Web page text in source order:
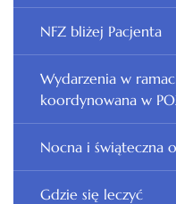
NFZ bliżej Pacjenta
Wydarzenia w
koordynowana w
Nocna i świąteczna
Gdzie się leczyć